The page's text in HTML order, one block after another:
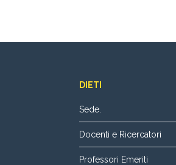
DIETI
Sede.
Docenti e Ricercatori
Professori Emeriti